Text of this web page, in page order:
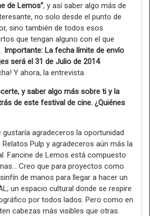
de Lemos”, y así saber algo más de
no solo desde el punto de
sino también de todos esos
que tengan alguno con el que
Importante: La fecha límite de envío
será el 31 de Julio de 2014.
Y ahora, la entrevista.
y saber algo más sobre ti y la
de este festival de cine. ¿Quiénes
gustaría agradeceros la oportunidad
Pulp y agradeceros aún más la
Fancine de Lemos está compuesto
Creo que para proyectos como
de manos para llegar a hacer un
un espacio cultural donde se respire
por todos lados. Pero como en
cabezas más visibles que otras.